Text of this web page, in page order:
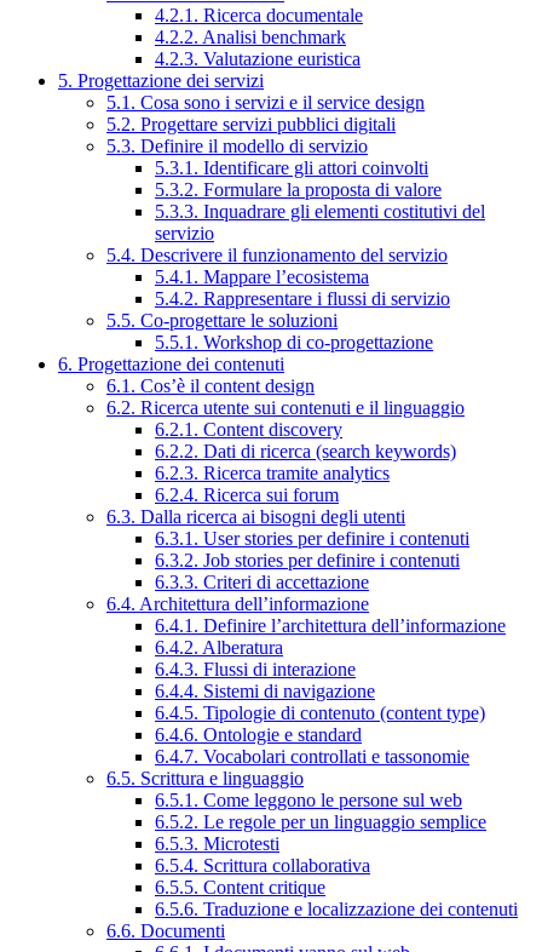
4.2.1. Ricerca documentale
4.2.2. Analisi benchmark
4.2.3. Valutazione euristica
5. Progettazione dei servizi
5.1. Cosa sono i servizi e il service design
5.2. Progettare servizi pubblici digitali
5.3. Definire il modello di servizio
5.3.1. Identificare gli attori coinvolti
5.3.2. Formulare la proposta di valore
5.3.3. Inquadrare gli elementi costitutivi del
servizio
5.4. Descrivere il funzionamento del servizio
5.4.1. Mappare l’ecosistema
5.4.2. Rappresentare i flussi di servizio
5.5. Co-progettare le soluzioni
5.5.1. Workshop di co-progettazione
6. Progettazione dei contenuti
6.1. Cos’è il content design
6.2. Ricerca utente sui contenuti e il linguaggio
6.2.1. Content discovery
6.2.2. Dati di ricerca (search keywords)
6.2.3. Ricerca tramite analytics
6.2.4. Ricerca sui forum
6.3. Dalla ricerca ai bisogni degli utenti
6.3.1. User stories per definire i contenuti
6.3.2. Job stories per definire i contenuti
6.3.3. Criteri di accettazione
6.4. Architettura dell’informazione
6.4.1. Definire l’architettura dell’informazione
6.4.2. Alberatura
6.4.3. Flussi di interazione
6.4.4. Sistemi di navigazione
6.4.5. Tipologie di contenuto (content type)
6.4.6. Ontologie e standard
6.4.7. Vocabolari controllati e tassonomie
6.5. Scrittura e linguaggio
6.5.1. Come leggono le persone sul web
6.5.2. Le regole per un linguaggio semplice
6.5.3. Microtesti
6.5.4. Scrittura collaborativa
6.5.5. Content critique
6.5.6. Traduzione e localizzazione dei contenuti
6.6. Documenti